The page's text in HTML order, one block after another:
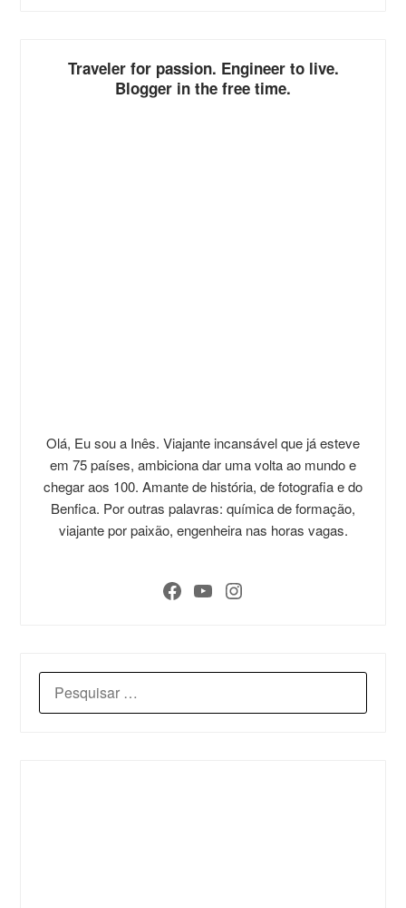
Traveler for passion. Engineer to live.
Blogger in the free time.
Olá, Eu sou a Inês. Viajante incansável que já esteve
em 75 países, ambiciona dar uma volta ao mundo e
chegar aos 100. Amante de história, de fotografia e do
Benfica. Por outras palavras: química de formação,
viajante por paixão, engenheira nas horas vagas.